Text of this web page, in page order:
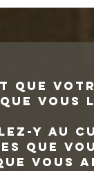
que
vous
y au
que
vous